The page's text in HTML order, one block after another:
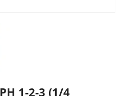
1-2-3 (1/4